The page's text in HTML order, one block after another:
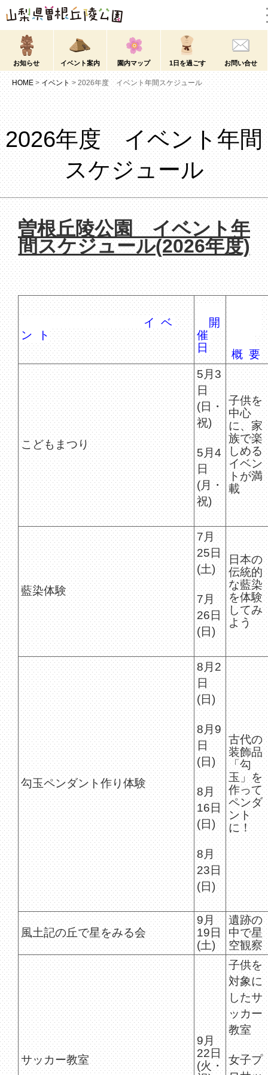
お知らせ イベント案内 園内マップ 1日を過ごす お問い合せ
HOME>イベント> 2026年度 イベント年間スケジュール
2026年度 イベント年間
スケジュール
曽根丘陵公園 イベント年
間スケジュール(2026年度)
イ ベ
ン ト
開
催
日
概 要
こどもまつり
5月3
日
(日・
祝)
5月4
日
(月・
祝)
子供を
中心
に、家
族で楽
しめる
イベン
トが満
載
藍染体験
7月
25日
(土)
7月
26日
(日)
日本の
伝統的
な藍染
を体験
してみ
よう
勾玉ペンダント作り体験
8月2
日
(日)
8月9
日
(日)
8月
16日
(日)
8月
23日
(日)
古代の
装飾品
「勾
玉」を
作って
ペンダ
ント
に！
風土記の丘で星をみる会
9月
19日
(土)
遺跡の
中で星
空観察
サッカー教室
9月
22日
(火・
子供を
対象に
したサ
ッカー
教室
女子プ